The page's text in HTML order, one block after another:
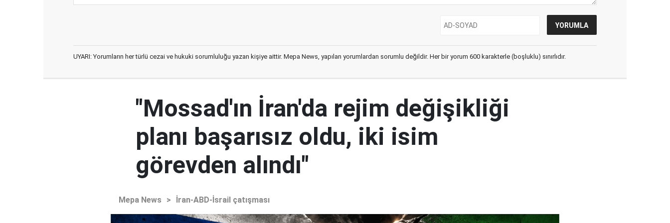
UYARI: Yorumların her türlü cezai ve hukuki sorumluluğu yazan kişiye aittir. Mepa News, yapılan yorumlardan sorumlu değildir. Her bir yorum 600 karakterle (boşluklu) sınırlıdır.
"Mossad'ın İran'da rejim değişikliği
planı başarısız oldu, iki isim
görevden alındı"
Mepa News > İran-ABD-İsrail çatışması